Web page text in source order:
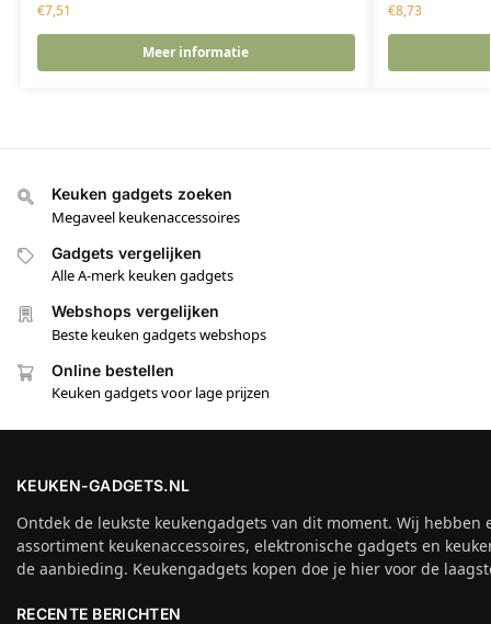
€7,51
Meer informatie
€8,73
Keuken gadgets zoeken
Megaveel keukenaccessoires
Gadgets vergelijken
Alle A-merk keuken gadgets
Webshops vergelijken
Beste keuken gadgets webshops
Online bestellen
Keuken gadgets voor lage prijzen
KEUKEN-GADGETS.NL
Ontdek de leukste keukengadgets van dit moment. Wij hebben
assortiment keukenaccessoires, elektronische gadgets en
de aanbieding. Keukengadgets kopen doe je hier voor de
RECENTE BERICHTEN